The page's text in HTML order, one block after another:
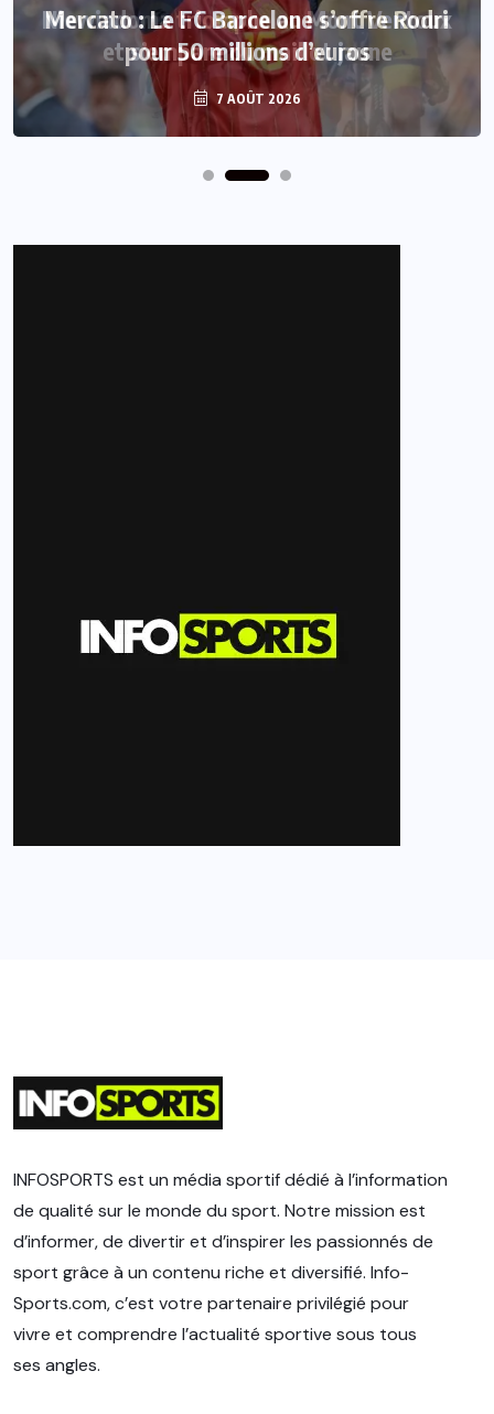
Mercato : Le FC Barcelone s’offre Rodri
pour 50 millions d’euros
7 AOÛT 2026
INFOSPORTS est un média sportif dédié à l’information
de qualité sur le monde du sport. Notre mission est
d’informer, de divertir et d’inspirer les passionnés de
sport grâce à un contenu riche et diversifié. Info-
Sports.com, c’est votre partenaire privilégié pour
vivre et comprendre l’actualité sportive sous tous
ses angles.